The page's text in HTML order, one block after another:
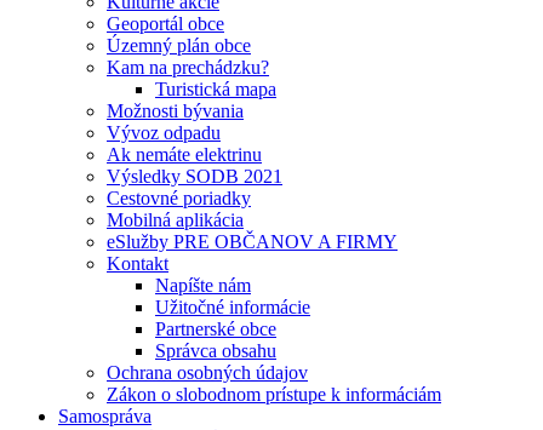
Geoportál obce
Územný plán obce
Kam na prechádzku?
Turistická mapa
Možnosti bývania
Vývoz odpadu
Ak nemáte elektrinu
Výsledky SODB 2021
Cestovné poriadky
Mobilná aplikácia
eSlužby PRE OBČANOV A FIRMY
Kontakt
Napíšte nám
Užitočné informácie
Partnerské obce
Správca obsahu
Ochrana osobných údajov
Zákon o slobodnom prístupe k informáciám
Samospráva